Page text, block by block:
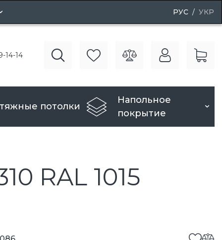
РУС УКР
14-14
потолки
Напольное
покрытие
RAL 1015